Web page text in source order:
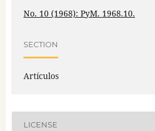
No. 10 (1968): PyM. 1968.10.
SECTION
Artículos
LICENSE